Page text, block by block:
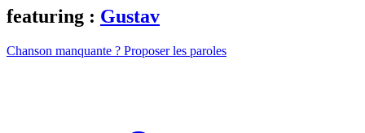
featuring : Gustav
Chanson manquante ? Proposer les paroles